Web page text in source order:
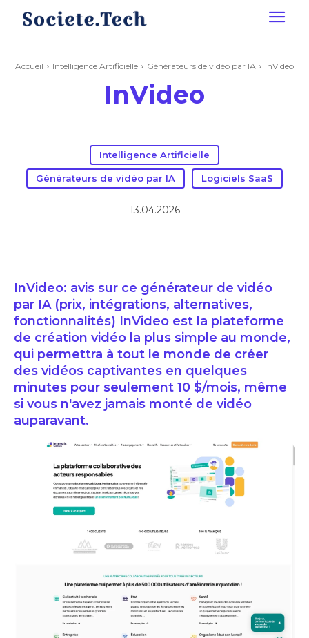
Accueil Intelligence Artificielle Générateurs de vidéo par IA InVideo
InVideo
Intelligence Artificielle
Générateurs de vidéo par IA Logiciels SaaS
13.04.2026
InVideo: avis sur ce générateur de vidéo
par IA (prix, intégrations, alternatives,
fonctionnalités) InVideo est la plateforme
de création vidéo la plus simple au monde,
qui permettra à tout le monde de créer
des vidéos captivantes en quelques
minutes pour seulement 10 $/mois, même
si vous n'avez jamais monté de vidéo
auparavant.